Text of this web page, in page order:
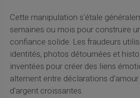
Cette manipulation s'étale
semaines ou mois pour construire
confiance solide. Les fraudeurs
identités, photos détournées et
inventées pour créer des liens
alternent entre déclarations
d'argent croissantes.